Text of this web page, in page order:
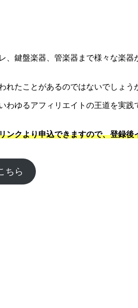
鍵盤楽器、管楽器まで様々な楽
れたことがあるのではないでしょう
ゆるアフィリエイトの王道を実
クより申込できますので、登録
ちら